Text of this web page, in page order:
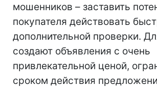
мошенников – заставить
покупателя действовать
дополнительной проверки.
создают объявления с очень
привлекательной ценой,
сроком действия